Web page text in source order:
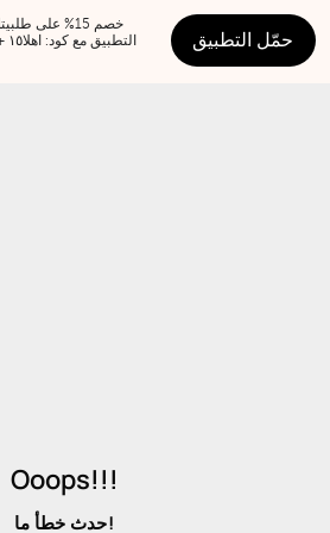
حمّل التطبيق
Ooops!!!
حدث خطأ ما!